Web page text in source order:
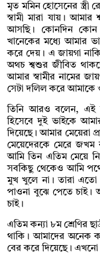
মৃত মমিন হোসেনের
স্বামী মারা যায়।
আসছি। কোনদিন কোন
খানেকের মধ্যে আমার
করে দেয়। এ জায়গা
অথচ শ্বশুর জীবিত
আমার স্বামীর নামের
সেটা দলিল করে আমাকে
তিনি আরও বলেন, এই
হিসেবে দুই ভাইকে
দিয়েছে। আমার
মেয়েদেরকে মেরে
আমি তিন এতিম মেয়ে
সবকিছু থেকেও আমি
মুখ খুলে না। তারা এতো
পাওনা বুঝে পেতে চাই।
চাই।
এতিম কন্যা ৮ম শ্রেণির
থাকি। আমাদের অনেক
বের করে দিয়েছে। এখনো